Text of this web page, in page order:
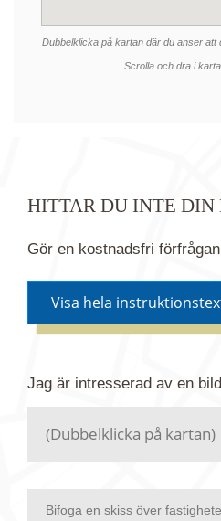
Dubbelklicka på kartan där du anser
Scrolla och dra i
HITTAR DU INTE DIN
Gör en kostnadsfri
Visa hela
förfrågan. Vi har flera
Jag är intresserad av en bild
Bifoga en skiss över